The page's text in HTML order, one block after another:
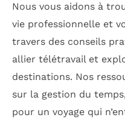
Nous vous aidons à
vie professionnelle et
travers des conseils
allier télétravail et
destinations. Nos
sur la gestion du
pour un voyage qui